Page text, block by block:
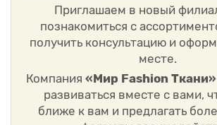
Приглашаем в новый
познакомиться с
получить консультацию и
месте.
Компания «Мир Fashion Ткани»
развиваться вместе с вами,
ближе к вам и предлагать